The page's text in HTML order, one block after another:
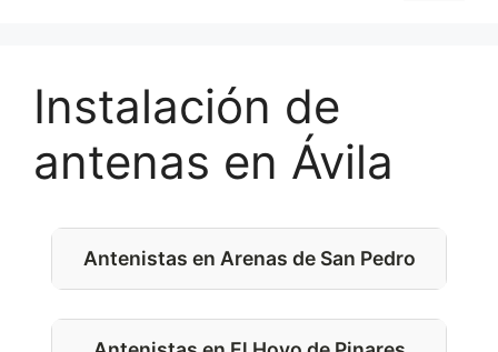
Instalación de
antenas en Ávila
Antenistas en Arenas de San Pedro